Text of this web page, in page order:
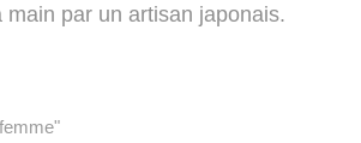
main par un artisan japonais.